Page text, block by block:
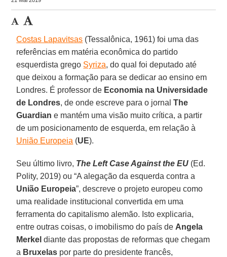
Costas Lapavitsas (Tessalônica, 1961) foi uma das
referências em matéria econômica do partido
esquerdista grego Syriza, do qual foi deputado até
que deixou a formação para se dedicar ao ensino em
Londres. É professor de Economia na Universidade
de Londres, de onde escreve para o jornalThe
Guardian e mantém uma visão muito crítica, a partir
de um posicionamento de esquerda, em relação à
União Europeia (UE).
Seu último livro, The Left Case Against the EU (Ed.
Polity, 2019) ou “A alegação da esquerda contra a
União Europeia”, descreve o projeto europeu como
uma realidade institucional convertida em uma
ferramenta do capitalismo alemão. Isto explicaria,
entre outras coisas, o imobilismo do país de Angela
Merkel diante das propostas de reformas que chegam
a Bruxelas por parte do presidente francês,